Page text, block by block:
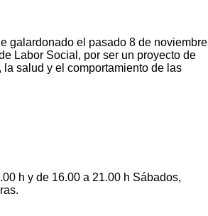
galardonado el pasado 8 de noviembre
Labor Social, por ser un proyecto de
salud y el comportamiento de las
h y de 16.00 a 21.00 h Sábados,